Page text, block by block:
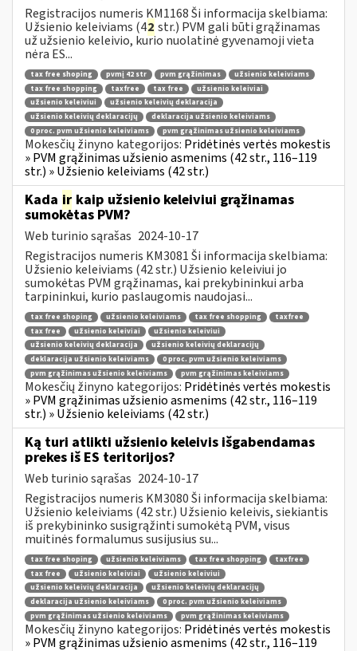
Registracijos numeris KM1168 Ši informacija skelbiama:
Užsienio keleiviams (42 str.) PVM gali būti grąžinamas
už užsienio keleivio, kurio nuolatinė gyvenamoji vieta
nėra ES...
tax free shoping pvmį 42 str pvm grąžinimas
užsienio keleiviams
tax free shopping
taxfree tax free
užsienio keleiviai
užsienio keleiviui
užsienio keleivių deklaracija
užsienio keleivių deklaracijų
deklaracija užsienio keleiviams
0 proc. pvm užsienio keleiviams
pvm grąžinimas užsienio keleiviams
Mokesčių žinyno kategorijos: Pridėtinės vertės mokestis
» PVM grąžinimas užsienio asmenims (42 str., 116–119
str.) » Užsienio keleiviams (42 str.)
Kada ir kaip užsienio keleiviui grąžinamas
sumokėtas PVM?
Web turinio sąrašas 2024-10-17
Registracijos numeris KM3081 Ši informacija skelbiama:
Užsienio keleiviams (42 str.) Užsienio keleiviui jo
sumokėtas PVM grąžinamas, kai prekybininkui arba
tarpininkui, kurio paslaugomis naudojasi...
tax free shoping užsienio keleiviams tax free shopping
taxfree
tax free
užsienio keleiviai
užsienio keleiviui
užsienio keleivių deklaracija
užsienio keleivių deklaracijų
deklaracija užsienio keleiviams
0 proc. pvm užsienio keleiviams
pvm grąžinimas užsienio keleiviams
pvm grąžinimas keleiviams
Mokesčių žinyno kategorijos: Pridėtinės vertės mokestis
» PVM grąžinimas užsienio asmenims (42 str., 116–119
str.) » Užsienio keleiviams (42 str.)
Ką turi atlikti užsienio keleivis išgabendamas
prekes iš ES teritorijos?
Web turinio sąrašas 2024-10-17
Registracijos numeris KM3080 Ši informacija skelbiama:
Užsienio keleiviams (42 str.) Užsienio keleivis, siekiantis
iš prekybininko susigrąžinti sumokėtą PVM, visus
muitinės formalumus susijusius su...
tax free shoping užsienio keleiviams tax free shopping
taxfree
tax free
užsienio keleiviai
užsienio keleiviui
užsienio keleivių deklaracija
užsienio keleivių deklaracijų
deklaracija užsienio keleiviams
0 proc. pvm užsienio keleiviams
pvm grąžinimas užsienio keleiviams
pvm grąžinimas keleiviams
Mokesčių žinyno kategorijos: Pridėtinės vertės mokestis
» PVM grąžinimas užsienio asmenims (42 str., 116–119